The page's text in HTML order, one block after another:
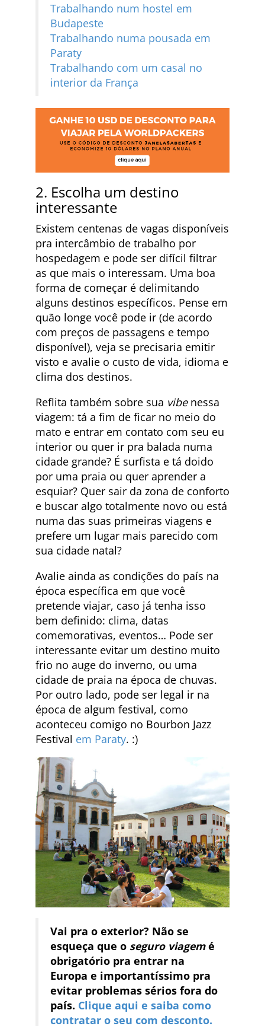
Trabalhando num hostel em
Budapeste
Trabalhando numa pousada em
Paraty
Trabalhando com um casal no
interior da França
2. Escolha um destino
interessante
Existem centenas de vagas disponíveis
pra intercâmbio de trabalho por
hospedagem e pode ser difícil filtrar
as que mais o interessam. Uma boa
forma de começar é delimitando
alguns destinos específicos. Pense em
quão longe você pode ir (de acordo
com preços de passagens e tempo
disponível), veja se precisaria emitir
visto e avalie o custo de vida, idioma e
clima dos destinos.
Reflita também sobre sua vibenessa
viagem: tá a fim de ficar no meio do
mato e entrar em contato com seu eu
interior ou quer ir pra balada numa
cidade grande? É surfista e tá doido
por uma praia ou quer aprender a
esquiar? Quer sair da zona de conforto
e buscar algo totalmente novo ou está
numa das suas primeiras viagens e
prefere um lugar mais parecido com
sua cidade natal?
Avalie ainda as condições do país na
época específica em que você
pretende viajar, caso já tenha isso
bem definido: clima, datas
comemorativas, eventos… Pode ser
interessante evitar um destino muito
frio no auge do inverno, ou uma
cidade de praia na época de chuvas.
Por outro lado, pode ser legal ir na
época de algum festival, como
aconteceu comigo no Bourbon Jazz
Festival em Paraty. :)
Vai pra o exterior? Não se
esqueça que o seguro viagemé
obrigatório pra entrar na
Europa e importantíssimo pra
evitar problemas sérios fora do
país. Clique aqui e saiba como
contratar o seu com desconto.